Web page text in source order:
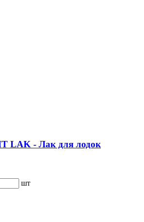
LAK - Лак для лодок
шт